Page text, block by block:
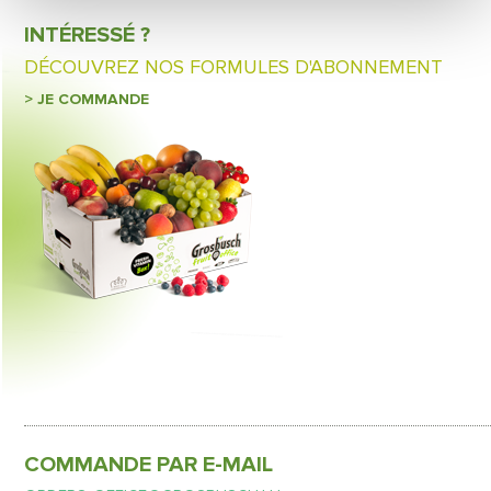
INTÉRESSÉ ?
DÉCOUVREZ NOS FORMULES D'ABONNEMENT
> JE COMMANDE
COMMANDE PAR E-MAIL